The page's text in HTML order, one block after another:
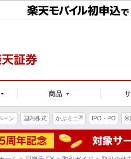
商品
ーン 国内株式 かぶミニ® IPO・PO